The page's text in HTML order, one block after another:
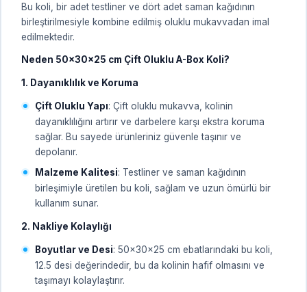
Bu koli, bir adet testliner ve dört adet saman kağıdının
birleştirilmesiyle kombine edilmiş oluklu mukavvadan imal
edilmektedir.
Neden 50x30x25 cm Çift Oluklu A-Box Koli?
1. Dayanıklılık ve Koruma
Çift Oluklu Yapı: Çift oluklu mukavva, kolinin
dayanıklılığını artırır ve darbelere karşı ekstra koruma
sağlar. Bu sayede ürünleriniz güvenle taşınır ve
depolanır.
Malzeme Kalitesi: Testliner ve saman kağıdının
birleşimiyle üretilen bu koli, sağlam ve uzun ömürlü bir
kullanım sunar.
2. Nakliye Kolaylığı
Boyutlar ve Desi: 50x30x25 cm ebatlarındaki bu koli,
12.5 desi değerindedir, bu da kolinin hafif olmasını ve
taşımayı kolaylaştırır.